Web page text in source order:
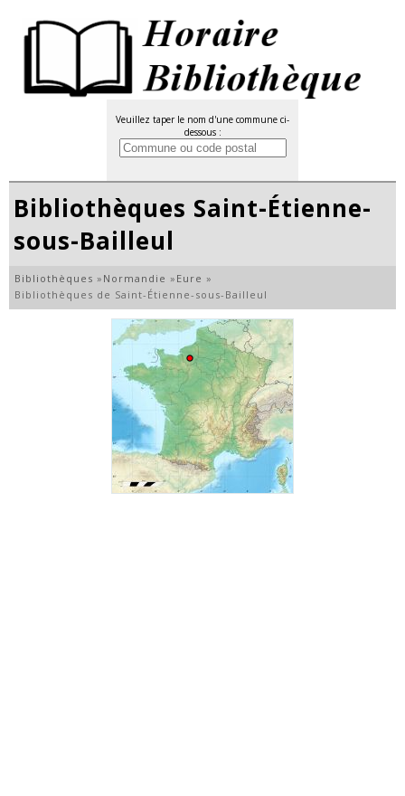
Veuillez taper le nom d'une commune ci-
dessous :
Bibliothèques Saint-Étienne-
sous-Bailleul
Bibliothèques » Normandie » Eure »
Bibliothèques de Saint-Étienne-sous-Bailleul